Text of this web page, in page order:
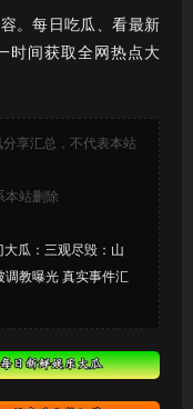
。每日吃瓜、看最新
时间获取全网热点大
享汇总，不代表本站
本站删除
大瓜：三观尽毁：山
调教曝光 真实事件汇